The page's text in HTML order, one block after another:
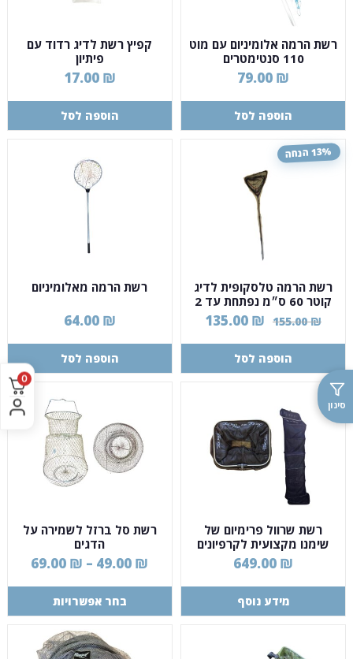
סינון
רשת הרמה אלומיניום עם מוט
110 סנטימטרים
79.00 ₪
הוספה לסל
קפיץ רשת לדיג רדוד עם
פיתיון
17.00 ₪
הוספה לסל
13% הנחה
רשת הרמה טלסקופית לדיג
קוטר 60 ס״מ נפתחת עד 2
מטר155.00₪
135.00 ₪
הוספה לסל
רשת הרמה מאלומיניום
64.00 ₪
הוספה לסל
רשת שרוול פרימיום של
שימנו מקצועית לקרפיונים
649.00 ₪
מידע נוסף
רשת סל ברזל לשמירה על
הדגים
49.00 ₪
–
69.00 ₪
בחר אפשרויות
0